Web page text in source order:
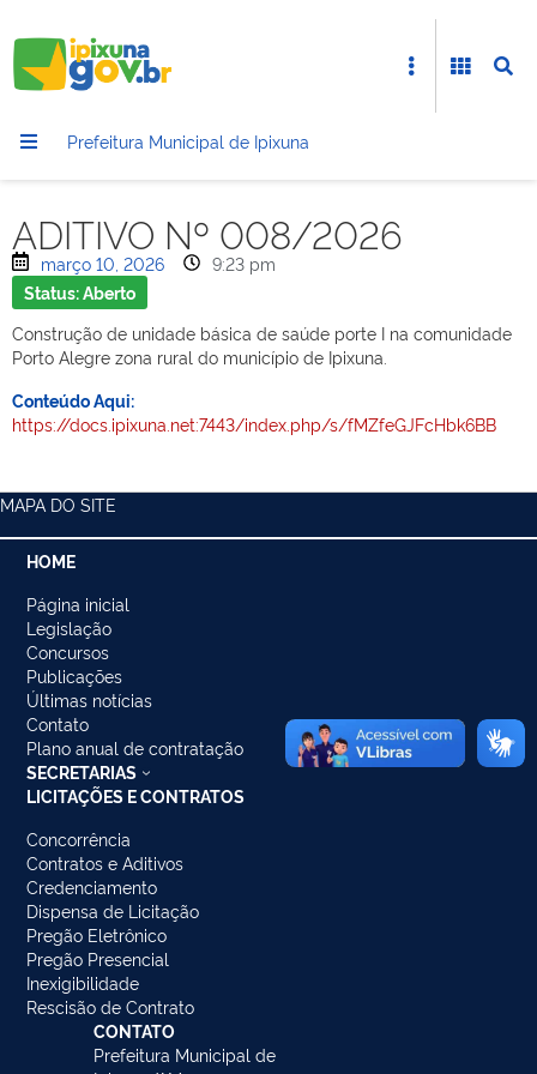
Prefeitura Municipal de Ipixuna
ADITIVO Nº 008/2026
março 10, 2026
9:23 pm
Status: Aberto
Construção de unidade básica de saúde porte I na comunidade
Porto Alegre zona rural do município de Ipixuna.
Conteúdo Aqui:
https://docs.ipixuna.net:7443/index.php/s/fMZfeGJFcHbk6BB
MAPA DO SITE
HOME
Página inicial
Legislação
Concursos
Publicações
Últimas notícias
Contato
Plano anual de contratação
SECRETARIAS
LICITAÇÕES E CONTRATOS
Concorrência
Contratos e Aditivos
Credenciamento
Dispensa de Licitação
Pregão Eletrônico
Pregão Presencial
Inexigibilidade
Rescisão de Contrato
CONTATO
Prefeitura Municipal de